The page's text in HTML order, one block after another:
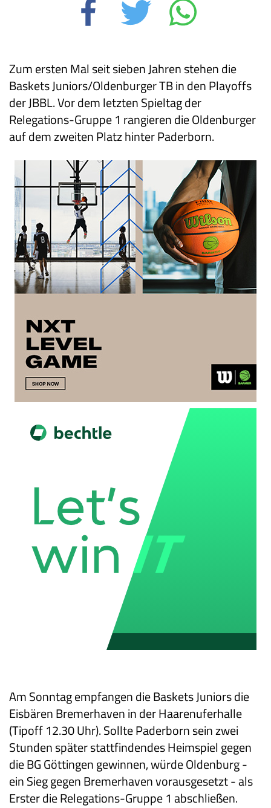
Zum ersten Mal seit sieben Jahren stehen die
Baskets Juniors/Oldenburger TB in den Playoffs
der JBBL. Vor dem letzten Spieltag der
Relegations-Gruppe 1 rangieren die Oldenburger
auf dem zweiten Platz hinter Paderborn.
Am Sonntag empfangen die Baskets Juniors die
Eisbären Bremerhaven in der Haarenuferhalle
(Tipoff 12.30 Uhr). Sollte Paderborn sein zwei
Stunden später stattfindendes Heimspiel gegen
die BG Göttingen gewinnen, würde Oldenburg -
ein Sieg gegen Bremerhaven vorausgesetzt - als
Erster die Relegations-Gruppe 1 abschließen.